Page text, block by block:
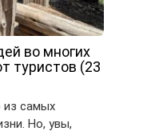
во многих
туристов (23
из самых
Но, увы,